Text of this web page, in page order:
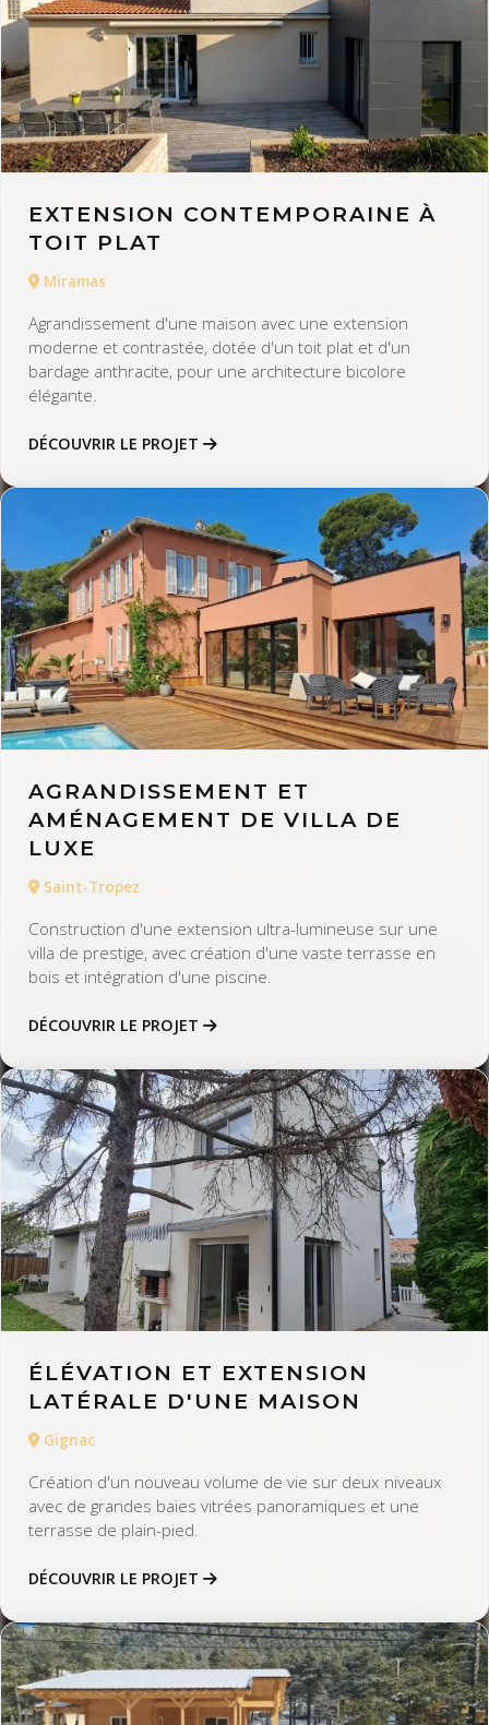
EXTENSION CONTEMPORAINE À
TOIT PLAT
Miramas
Agrandissement d'une maison avec une extension
moderne et contrastée, dotée d'un toit plat et d'un
bardage anthracite, pour une architecture bicolore
élégante.
DÉCOUVRIR LE PROJET
AGRANDISSEMENT ET
AMÉNAGEMENT DE VILLA DE
LUXE
Saint-Tropez
Construction d'une extension ultra-lumineuse sur une
villa de prestige, avec création d'une vaste terrasse en
bois et intégration d'une piscine.
DÉCOUVRIR LE PROJET
ÉLÉVATION ET EXTENSION
LATÉRALE D'UNE MAISON
Gignac
Création d'un nouveau volume de vie sur deux niveaux
avec de grandes baies vitrées panoramiques et une
terrasse de plain-pied.
DÉCOUVRIR LE PROJET